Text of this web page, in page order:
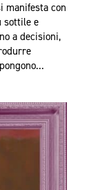
manifesta con
sottile e
a decisioni,